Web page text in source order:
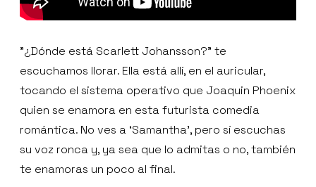
"¿Dónde está Scarlett Johansson?” te
escuchamos llorar. Ella está allí, en el auricular,
tocando el sistema operativo que Joaquin Phoenix
quien se enamora en esta futurista comedia
romántica. No ves a ‘Samantha’, pero sí escuchas
su voz ronca y, ya sea que lo admitas o no, también
te enamoras un poco al final.